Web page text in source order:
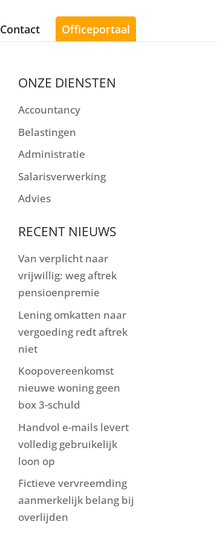
Contact Officeportaal
ONZE DIENSTEN
Accountancy
Belastingen
Administratie
Salarisverwerking
Advies
RECENT NIEUWS
Van verplicht naar
vrijwillig: weg aftrek
pensioenpremie
Lening omkatten naar
vergoeding redt aftrek
niet
Koopovereenkomst
nieuwe woning geen
box 3-schuld
Handvol e-mails levert
volledig gebruikelijk
loon op
Fictieve vervreemding
aanmerkelijk belang bij
overlijden